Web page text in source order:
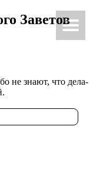
За­ве­тов
не знают, что де­ла­